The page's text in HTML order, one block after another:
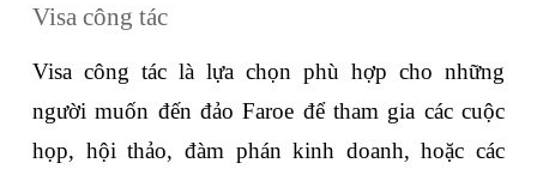
Visa công tác
Visa công tác là lựa chọn phù hợp cho những
người muốn đến đảo Faroe để tham gia các cuộc
họp, hội thảo, đàm phán kinh doanh, hoặc các